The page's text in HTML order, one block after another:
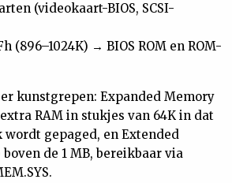
(videokaart-BIOS, SCSI-
(896–1024K) → BIOS ROM en ROM-
kunstgrepen: Expanded Memory
RAM in stukjes van 64K in dat
wordt gepaged, en Extended
de 1 MB, bereikbaar via